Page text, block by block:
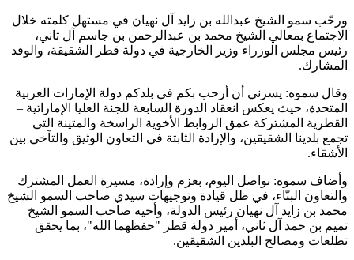
ورحّب سمو الشيخ عبدالله بن زايد آل نهيان في مستهل كلمته خلال
الاجتماع بمعالي الشيخ محمد بن عبدالرحمن بن جاسم آل ثاني،
رئيس مجلس الوزراء وزير الخارجية في دولة قطر الشقيقة، والوفد
المشارك.
وقال سموه: يسرني أن أرحب بكم في بلدكم دولة الإمارات العربية
المتحدة، حيث يعكس انعقاد الدورة السابعة للجنة العليا الإماراتية –
القطرية المشتركة عمق الروابط الأخوية الراسخة والمتينة التي
تجمع بلدينا الشقيقين، والإرادة الثابتة في التعاون الوثيق والتآخي بين
الأشقاء.
وأضاف سموه: نواصل اليوم، بعزم وإرادة، مسيرة العمل المشترك
والتعاون البنّاء، في ظل قيادة وتوجيهات سيدي صاحب السمو الشيخ
محمد بن زايد آل نهيان رئيس الدولة، وأخيه صاحب السمو الشيخ
تميم بن حمد آل ثاني، أمير دولة قطر "حفظهما الله"، بما يحقق
تطلعات ومصالح البلدين الشقيقين.